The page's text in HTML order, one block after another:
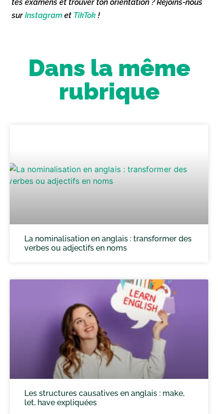
tes examens et trouver ton orientation ? Rejoins-nous
surInstagram et TikTok !
Dans la même
rubrique
La nominalisation en anglais : transformer des
verbes ou adjectifs en noms
Les structures causatives en anglais : make,
let, have expliquées